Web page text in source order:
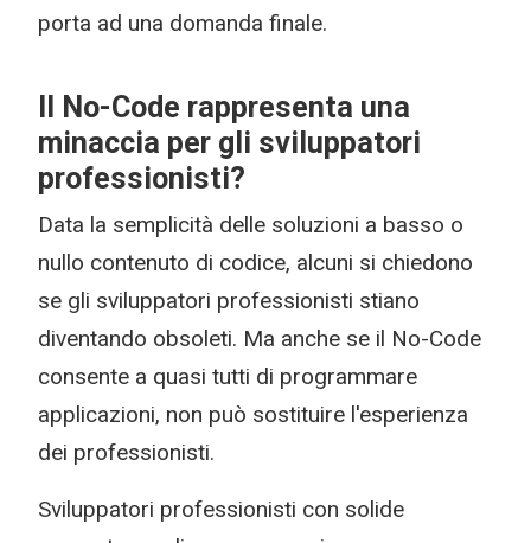
porta ad una domanda finale.
Il No-Code rappresenta una
minaccia per gli sviluppatori
professionisti?
Data la semplicità delle soluzioni a basso o
nullo contenuto di codice, alcuni si chiedono
se gli sviluppatori professionisti stiano
diventando obsoleti. Ma anche se il No-Code
consente a quasi tutti di programmare
applicazioni, non può sostituire l'esperienza
dei professionisti.
Sviluppatori professionisti con solide